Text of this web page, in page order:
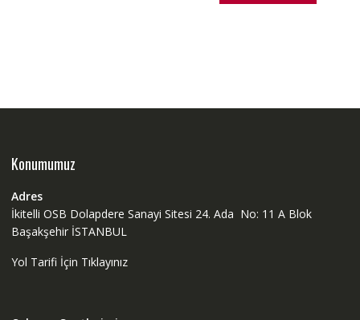
Konumumuz
Adres
İkitelli OSB Dolapdere Sanayi Sitesi 24. Ada No: 11 A Blok
Başakşehir İSTANBUL
Yol Tarifi İçin Tıklayınız